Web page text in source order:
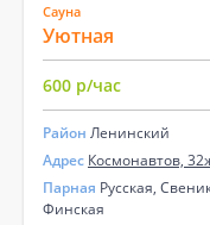
Сауна
Уютная
600 р/час
Район Ленинский
Адрес Космонавтов,
Парная Русская,
Финская